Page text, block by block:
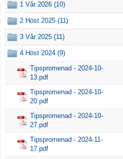
1 Vår 2026 (10)
2 Höst 2025 (11)
3 Vår 2025 (11)
4 Höst 2024 (9)
Tipspromenad - 2024-10-
13.pdf
Tipspromenad - 2024-10-
20.pdf
Tipspromenad - 2024-10-
27.pdf
Tipspromenad - 2024-11-
17.pdf